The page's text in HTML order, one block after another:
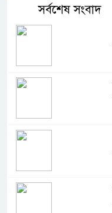
সর্বশেষ সংবাদ